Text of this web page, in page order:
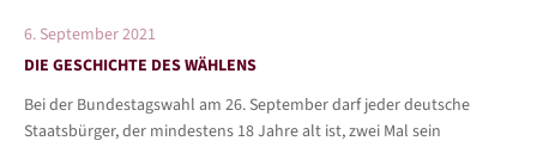
6. September 2021
DIE GESCHICHTE DES WÄHLENS
Bei der Bundestagswahl am 26. September darf jeder deutsche
Staatsbürger, der mindestens 18 Jahre alt ist, zwei Mal sein